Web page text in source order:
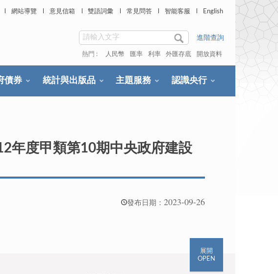
網站導覽 意見信箱 雙語詞彙 常見問答 智能客服 English
進階查詢
熱門 : 人民幣 匯率 利率 外匯存底 開放資料
債券 統計與出版品 主題服務 認識央行
年度甲類第10期中央政府建設
發布日期： 2023-09-26
展開
OPEN